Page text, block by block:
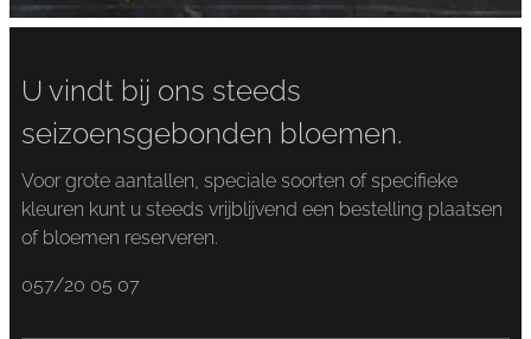
U vindt bij ons steeds
seizoensgebonden bloemen.
Voor grote aantallen, speciale soorten of specifieke
kleuren kunt u steeds vrijblijvend een bestelling plaatsen
of bloemen reserveren.
057/20 05 07